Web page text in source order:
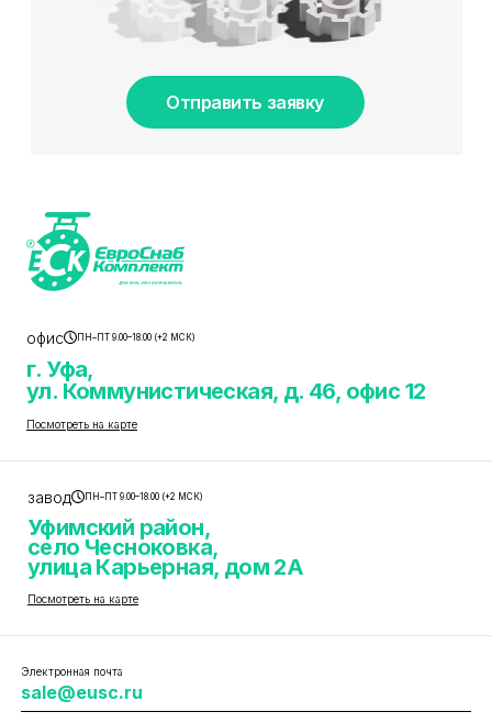
Отправить заявку
офис ПН–ПТ 9.00–18.00 (+2 МСК)
г. Уфа,
ул. Коммунистическая, д. 46, офис 12
Посмотреть на карте
завод ПН–ПТ 9.00–18.00 (+2 МСК)
Уфимский район,
село Чесноковка,
улица Карьерная, дом 2А
Посмотреть на карте
Электронная почта
sale@eusc.ru